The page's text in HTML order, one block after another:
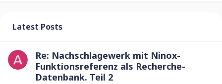
Latest Posts
Re: Nachschlagewerk mit Ninox-
Funktionsreferenz als Recherche-
Datenbank. Teil 2